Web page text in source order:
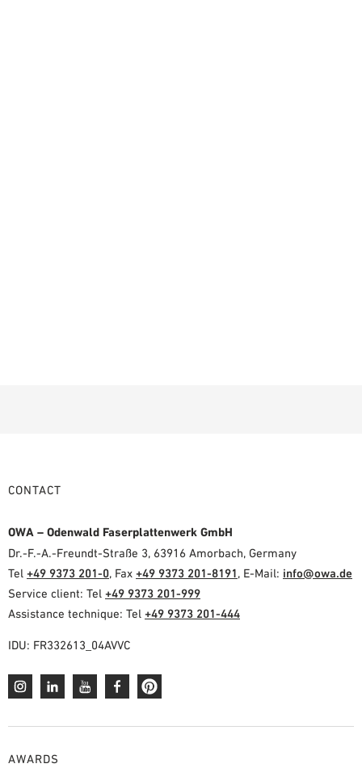
CONTACT
OWA – Odenwald Faserplattenwerk GmbH
Dr.-F.-A.-Freundt-Straße 3, 63916 Amorbach, Germany
Tel +49 9373 201-0, Fax +49 9373 201-8191, E-Mail: info@owa.de
Service client: Tel +49 9373 201-999
Assistance technique: Tel +49 9373 201-444
IDU: FR332613_04AVVC
AWARDS